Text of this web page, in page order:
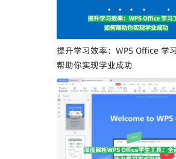
提升学习效率：WPS Office 学
帮助你实现学业成功